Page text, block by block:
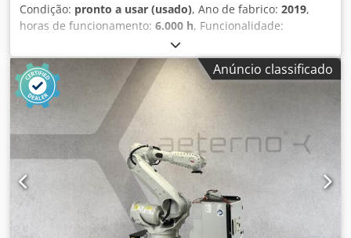
Condição: pronto a usar (usado), Ano de fabrico: 2019,
horas de funcionamento: 6.000 h, Funcionalidade:
, capacidade de carga:
do braço:1.850 mm, Sem preço mínimo – garantia de
venda ao maior lance! DETALHES TÉCNICOS Capacidade de
carga: 12 kg Dedpfx Apjznh Tfj Dekr Alcance: 1.850 mm
DETALHES DA MÁQUINA Horas de operação: 6.000 h
Conteúdo da entrega: Robô + Controlador + Armário de
comando + Painel de operação portátil e Software ProfiNet
I/O Slave
Anúncio classificado